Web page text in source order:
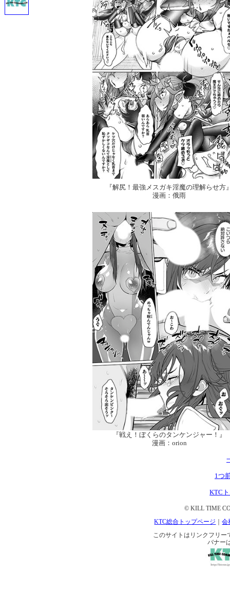
『解尻！最強メスガキ淫魔の理解らせ方
漫画：俄雨
『戦え！ぼくらのタンケンジャー！』
漫画：orion
1つ
KTC
© KILL TIME
KTC総合トップページ
｜会
このサイトはリンクフリー
バナー